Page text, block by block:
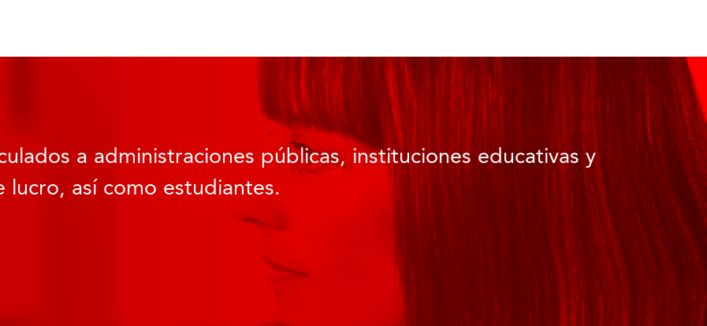
a administraciones públicas, instituciones educativas y
lucro, así como estudiantes.